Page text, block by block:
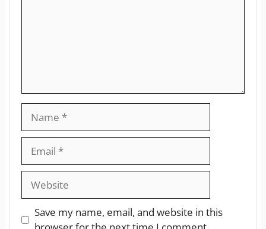
Save my name, email, and website in this